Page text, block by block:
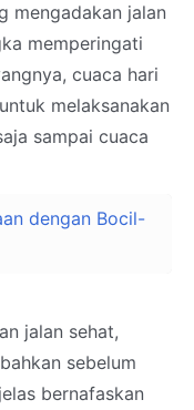
mengadakan jalan
memperingati
cuaca hari
melaksanakan
sampai cuaca
dengan Bocil-
jalan sehat,
sebelum
bernafaskan